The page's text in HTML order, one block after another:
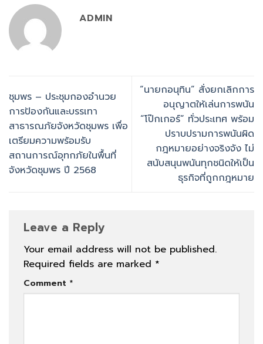
ADMIN
ชุมพร – ประชุมกองอำนวย
การป้องกันและบรรเทา
สาธารณภัยจังหวัดชุมพร เพื่อ
เตรียมความพร้อมรับ
สถานการณ์อุทกภัยในพื้นที่
จังหวัดชุมพร ปี 2568
“นายกอนุทิน” สั่งยกเลิกการ
อนุญาตให้เล่นการพนัน
“โป๊กเกอร์” ทั่วประเทศ พร้อม
ปราบปรามการพนันผิด
กฎหมายอย่างจริงจัง ไม่
สนับสนุนพนันทุกชนิดให้เป็น
ธุรกิจที่ถูกกฎหมาย
Leave a Reply
Your email address will not be published.
Required fields are marked *
Comment *